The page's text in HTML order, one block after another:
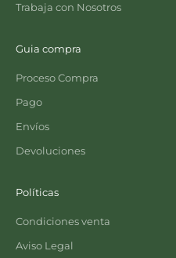
Trabaja con Nosotros
Guia compra
Proceso Compra
Pago
Envíos
Devoluciones
Políticas
Condiciones venta
Aviso Legal